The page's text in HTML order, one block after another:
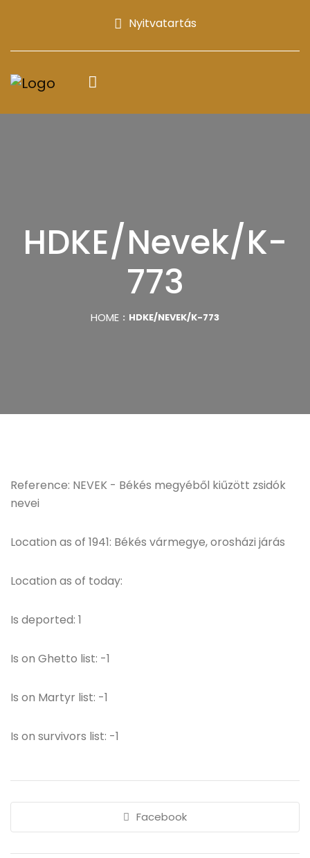
Nyitvatartás
HDKE/Nevek/K-
773
HOME HDKE/NEVEK/K-773
Reference: NEVEK - Békés megyéből kiűzött zsidók
nevei
Location as of 1941: Békés vármegye, orosházi járás
Location as of today:
Is deported: 1
Is on Ghetto list: -1
Is on Martyr list: -1
Is on survivors list: -1
Facebook